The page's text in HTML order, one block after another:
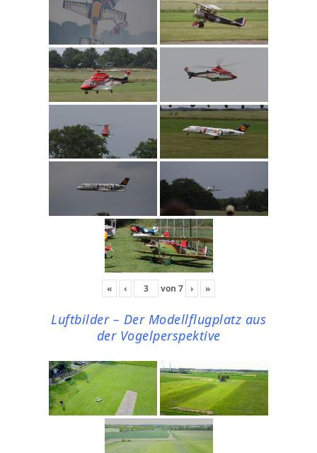
« ‹ von 7 › »
Luftbilder – Der Modellflugplatz aus
der Vogelperspektive